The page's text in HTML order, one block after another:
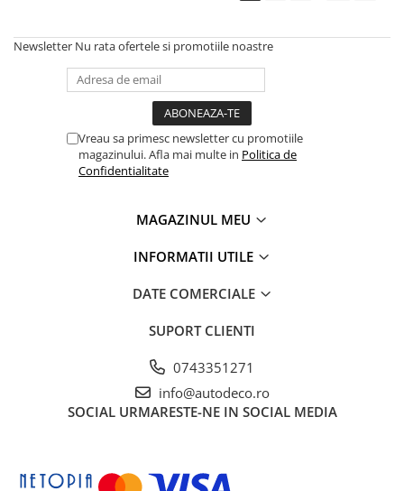
TRICOURI DACIA
TRICOURI FORD
TRICOURI HONDA
TRICOURI OPEL
TRICOURI PEUGEOT
TRICOURI RENAULT
TRICOURI VOLKSWAGEN
PENTRU PASIONATII AUTO
TRICOURI CU MESAJE
TRICOURI CU PROFESII
TRICOURI DAMA
Newsletter Nu rata ofertele si promotiile noastre
Vreau sa primesc newsletter cu promotiile
magazinului. Afla mai multe in Politica de
Confidentialitate
MAGAZINUL MEU
INFORMATII UTILE
DATE COMERCIALE
SUPORT CLIENTI
0743351271
info@autodeco.ro
SOCIAL URMARESTE-NE IN SOCIAL MEDIA